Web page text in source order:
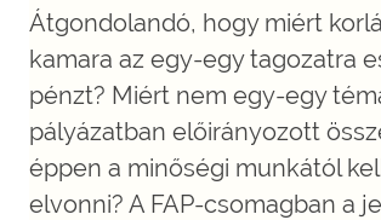
Átgondolandó, hogy miért
kamara az egy-egy tagozatra
pénzt? Miért nem egy-egy
pályázatban előirányozott
éppen a minőségi munkától
elvonni? A FAP-csomagban a